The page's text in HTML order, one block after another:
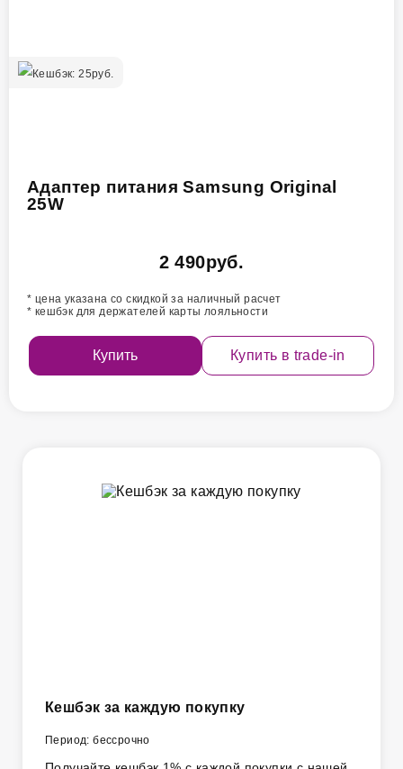
Кешбэк:25руб.
Адаптер питания Samsung Original
25W
2 490руб.
* цена указана со скидкой за наличный расчет
* кешбэк для держателей карты лояльности
Купить Купить в trade-in
Кешбэк за каждую покупку
Период: бессрочно